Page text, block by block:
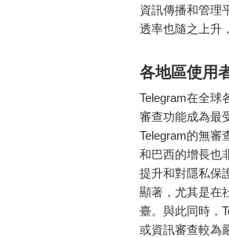
資訊傳播和管理
透率也隨之上升
各地區使用
Telegram在全球
審查功能成為最
Telegram的無審
和巴西的增長也
提升和對隱私保
顯著，尤其是在
臺。與此同時，
或資訊審查較為